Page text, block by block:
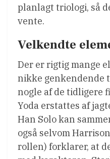
planlagt triologi, så
vente.
Velkendte
Der er rigtig mange
nikke genkendende
nogle af de tidligere
Yoda erstattes af
Han Solo kan
også selvom
rollen) forklarer, at